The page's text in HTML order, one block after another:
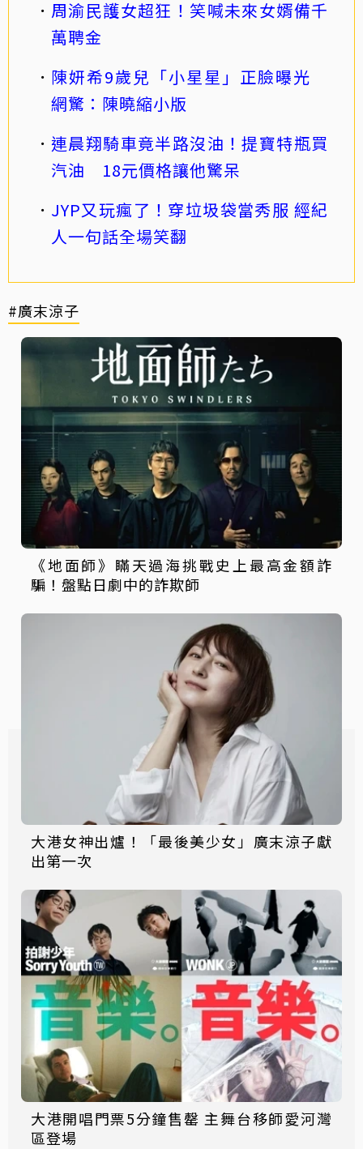
周渝民護女超狂！笑喊未來女婿備千
萬聘金
陳妍希9歲兒「小星星」正臉曝光
網驚：陳曉縮小版
連晨翔騎車竟半路沒油！提寶特瓶買
汽油 18元價格讓他驚呆
JYP又玩瘋了！穿垃圾袋當秀服 經紀
人一句話全場笑翻
#廣末涼子
《地面師》瞞天過海挑戰史上最高金額詐
騙！盤點日劇中的詐欺師
大港女神出爐！「最後美少女」廣末涼子獻
出第一次
大港開唱門票5分鐘售罄 主舞台移師愛河灣
區登場